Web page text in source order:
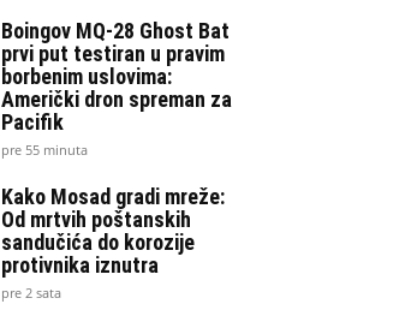
Boingov MQ-28 Ghost Bat
prvi put testiran u pravim
borbenim uslovima:
Američki dron spreman za
Pacifik
pre 55 minuta
Kako Mosad gradi mreže:
Od mrtvih poštanskih
sandučića do korozije
protivnika iznutra
pre 2 sata